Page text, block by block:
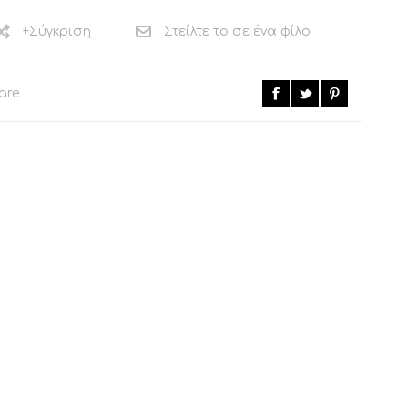
+Σύγκριση Στείλτε το σε ένα φίλο